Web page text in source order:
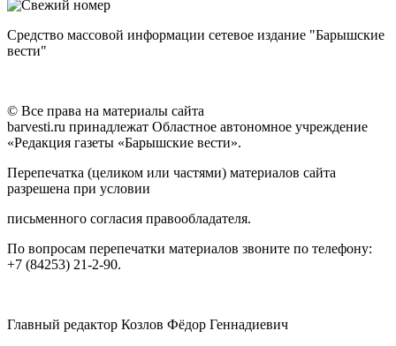
Средство массовой информации сетевое издание "Барышские
вести"
© Все права на материалы сайта
barvesti.ru принадлежат Областное автономное учреждение
«Редакция газеты «Барышские вести».
Перепечатка (целиком или частями) материалов сайта
разрешена при условии
письменного согласия правообладателя.
По вопросам перепечатки материалов звоните по телефону:
+7 (84253) 21-2-90.
Главный редактор Козлов Фёдор Геннадиевич